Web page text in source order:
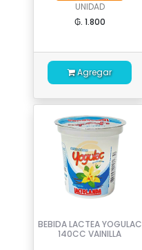
UNIDAD
₲. 1.800
Agregar
BEBIDA LACTEA YOGULAC
140CC VAINILLA